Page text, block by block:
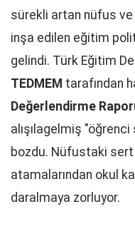
sürekli artan nüfus ve
inşa edilen eğitim
gelindi. Türk Eğitim
TEDMEM tarafından
Değerlendirme
alışılagelmiş "öğrenci
bozdu. Nüfustaki
atamalarından okul
daralmaya zorluyor.